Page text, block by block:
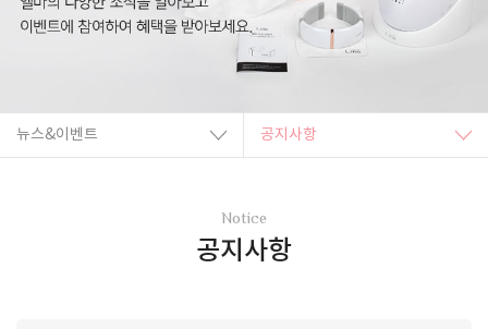
뉴스&이벤트 공지사항
Notice
공지사항